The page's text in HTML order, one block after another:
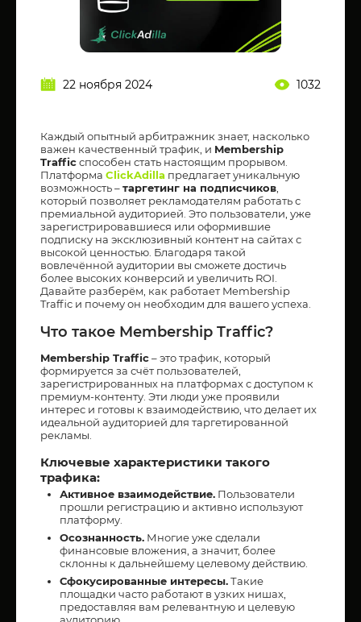
22 ноября 2024 1032
Каждый опытный арбитражник знает, насколько
важен качественный трафик, и Membership
Trafficспособен стать настоящим прорывом.
Платформа ClickAdilla предлагает уникальную
возможность –таргетинг на подписчиков
который позволяет рекламодателям работать с
премиальной аудиторией. Это пользователи, уже
зарегистрировавшиеся или оформившие
подписку на эксклюзивный контент на сайтах с
высокой ценностью. Благодаря такой
вовлечённой аудитории вы сможете достичь
более высоких конверсий и увеличить ROI.
Давайте разберём, как работает Membership
Traffic и почему он необходим для вашего успеха.
Что такое Membership Traffic?
Membership Traffic– это трафик, который
формируется за счёт пользователей,
зарегистрированных на платформах с доступом к
премиум-контенту. Эти люди уже проявили
интерес и готовы к взаимодействию, что делает их
идеальной аудиторией для таргетированной
рекламы.
Ключевые характеристики такого
трафика:
Активное взаимодействие. Пользователи
прошли регистрацию и активно используют
платформу.
Осознанность. Многие уже сделали
финансовые вложения, а значит, более
склонны к дальнейшему целевому действию.
Сфокусированные интересы.Такие
площадки часто работают в узких нишах,
предоставляя вам релевантную и целевую